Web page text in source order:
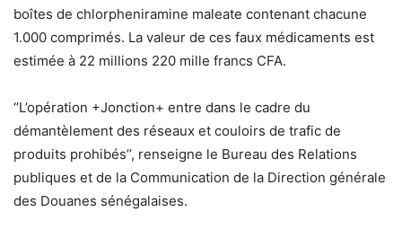
boîtes de chlorpheniramine maleate contenant chacune
1.000 comprimés. La valeur de ces faux médicaments est
estimée à 22 millions 220 mille francs CFA.
‘’L’opération +Jonction+ entre dans le cadre du
démantèlement des réseaux et couloirs de trafic de
produits prohibés’’, renseigne le Bureau des Relations
publiques et de la Communication de la Direction générale
des Douanes sénégalaises.